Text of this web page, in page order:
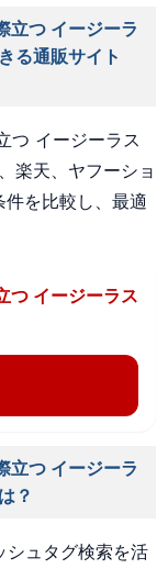
立つ イージーラ
る通販サイト
つ イージーラス
楽天、ヤフーショ
を比較し、最適
つ イージーラス
立つ イージーラ
？
ュタグ検索を活